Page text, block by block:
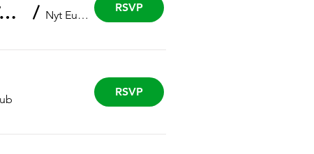
Mykolaiv med Jakob Torrild Hansen / Nyt Europa
RSVP
RSVP